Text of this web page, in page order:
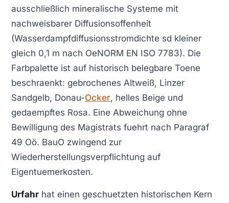
ausschließlich mineralische Systeme mit
nachweisbarer Diffusionsoffenheit
(Wasserdampfdiffusionsstromdichte sd kleiner
gleich 0,1 m nach OeNORM EN ISO 7783). Die
Farbpalette ist auf historisch belegbare Toene
beschraenkt: gebrochenes Altweiß, Linzer
Sandgelb, Donau-Ocker, helles Beige und
gedaempftes Rosa. Eine Abweichung ohne
Bewilligung des Magistrats fuehrt nach Paragraf
49 Oö. BauO zwingend zur
Wiederherstellungsverpflichtung auf
Eigentuemerkosten.
Urfahr hat einen geschuetzten historischen Kern